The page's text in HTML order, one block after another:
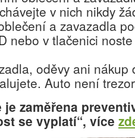
v nich nikdy
a zavazadla
nebo v tlačenici
oděvy ani nákup
Auto není
je zaměřena
se vyplatí“, více